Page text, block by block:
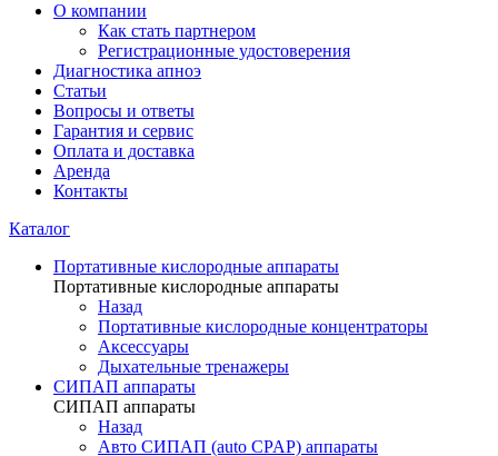
О компании
Как стать партнером
Регистрационные удостоверения
Диагностика апноэ
Статьи
Вопросы и ответы
Гарантия и сервис
Оплата и доставка
Аренда
Контакты
Каталог
Портативные кислородные аппараты
Портативные кислородные аппараты
Назад
Портативные кислородные концентраторы
Аксессуары
Дыхательные тренажеры
СИПАП аппараты
СИПАП аппараты
Назад
Aвто СИПАП (auto CPAP) аппараты